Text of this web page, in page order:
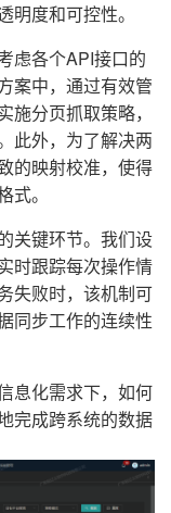
度和可控性。
虑各个API接口的
案中，通过有效管
分页抓取策略，
此外，为了解决两
的映射校准，使得
。
关键环节。我们设
时跟踪每次操作情
失败时，该机制可
同步工作的连续性
息化需求下，如何
完成跨系统的数据